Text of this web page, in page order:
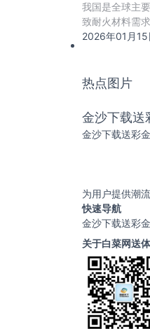
我国是全球主
致耐火材料需
2026年01月15
热点图片
金沙下载送
金沙下载送彩
为用户提供潮
快速导航
金沙下载送彩
关于白菜网送